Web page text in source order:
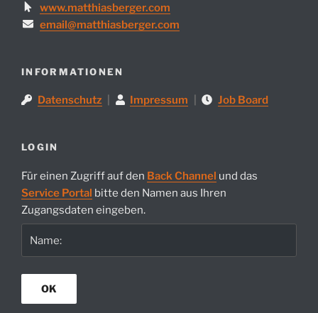
www.matthiasberger.com
email@matthiasberger.com
INFORMATIONEN
Datenschutz Impressum Job Board
LOGIN
Für einen Zugriff auf den Back Channel und das
Service Portal bitte den Namen aus Ihren
Zugangsdaten eingeben.